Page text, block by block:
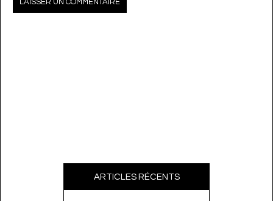
ARTICLES RÉCENTS